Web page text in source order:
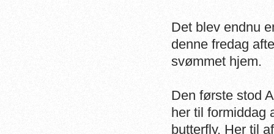
Det blev endnu
denne fredag
svømmet hjem.
Den første stod
her til formiddag
butterfly. Her til